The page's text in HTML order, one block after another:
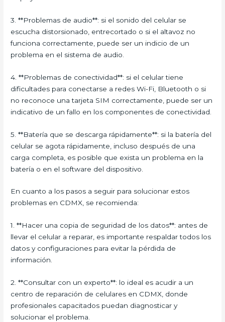
3. **Problemas de audio**: si el sonido del celular se
escucha distorsionado, entrecortado o si el altavoz no
funciona correctamente, puede ser un indicio de un
problema en el sistema de audio.
4. **Problemas de conectividad**: si el celular tiene
dificultades para conectarse a redes Wi-Fi, Bluetooth o si
no reconoce una tarjeta SIM correctamente, puede ser un
indicativo de un fallo en los componentes de conectividad.
5. **Batería que se descarga rápidamente**: si la batería del
celular se agota rápidamente, incluso después de una
carga completa, es posible que exista un problema en la
batería o en el software del dispositivo.
En cuanto a los pasos a seguir para solucionar estos
problemas en CDMX, se recomienda:
1. **Hacer una copia de seguridad de los datos**: antes de
llevar el celular a reparar, es importante respaldar todos los
datos y configuraciones para evitar la pérdida de
información.
2. **Consultar con un experto**: lo ideal es acudir a un
centro de reparación de celulares en CDMX, donde
profesionales capacitados puedan diagnosticar y
solucionar el problema.